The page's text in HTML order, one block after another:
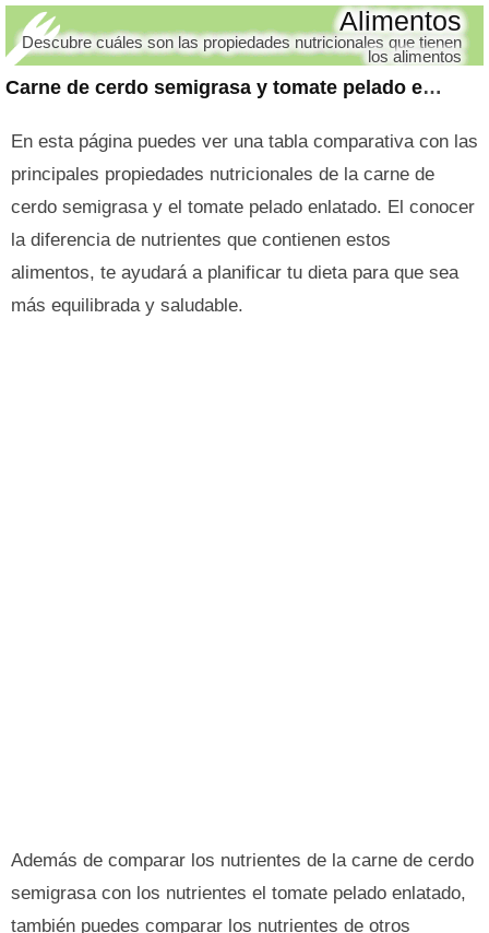
Carne de cerdo semigrasa y tomate pelado enlatado
Alimentos
Descubre cuáles son las propiedades nutricionales que tienen
los alimentos
En esta página puedes ver una tabla comparativa con las
principales propiedades nutricionales de la carne de
cerdo semigrasa y el tomate pelado enlatado. El conocer
la diferencia de nutrientes que contienen estos
alimentos, te ayudará a planificar tu dieta para que sea
más equilibrada y saludable.
Además de comparar los nutrientes de la carne de cerdo
semigrasa con los nutrientes el tomate pelado enlatado,
también puedes comparar los nutrientes de otros